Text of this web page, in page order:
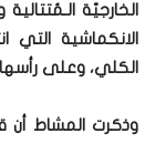
الخارجيّة
الانكماشية التي
الكلي، وعلى
وذكرت المشاط أن